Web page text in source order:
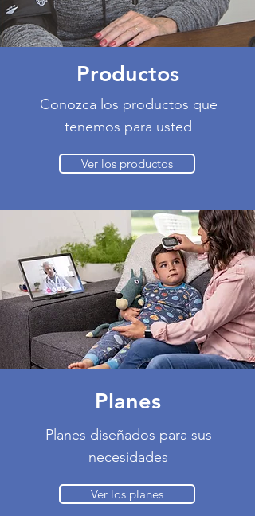
Productos
Conozca los productos que
tenemos para usted
Ver los productos
Planes
Planes diseñados para sus
necesidades
Ver los planes